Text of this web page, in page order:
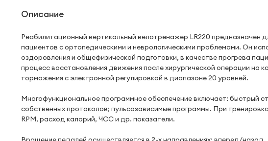
Описание
Реабилитационный вертикальный велотренажер LR220 предназначен
пациентов с ортопедическими и неврологическими проблемами. Он
оздоровления и общефизической подготовки, в качестве прогрева
процесс восстановления движения после хирургической операции
торможения c электронной регулировкой в диапазоне 20 уровней.
Многофункциональное программное обеспечение включает: быстрый
собственных протоколов; пульсозависимые программы. При
RPM, расход калорий, ЧСС и др. показатели.